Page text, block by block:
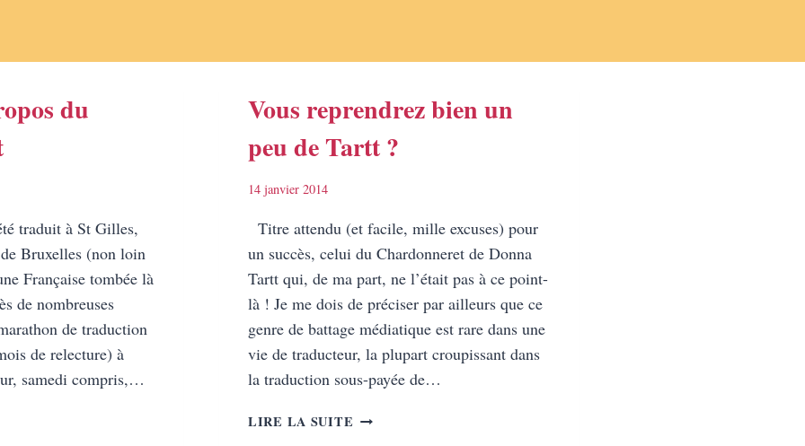
du
traduit à St Gilles,
Bruxelles (non loin
Française tombée là
de nombreuses
de traduction
de relecture) à
samedi compris,…
Vous reprendrez bien un
peu de Tartt ?
14 janvier 2014
Titre attendu (et facile, mille excuses) pour
un succès, celui du Chardonneret de Donna
Tartt qui, de ma part, ne l’était pas à ce point-
là ! Je me dois de préciser par ailleurs que ce
genre de battage médiatique est rare dans une
vie de traducteur, la plupart croupissant dans
la traduction sous-payée de…
LIRE LA SUITE VOUS